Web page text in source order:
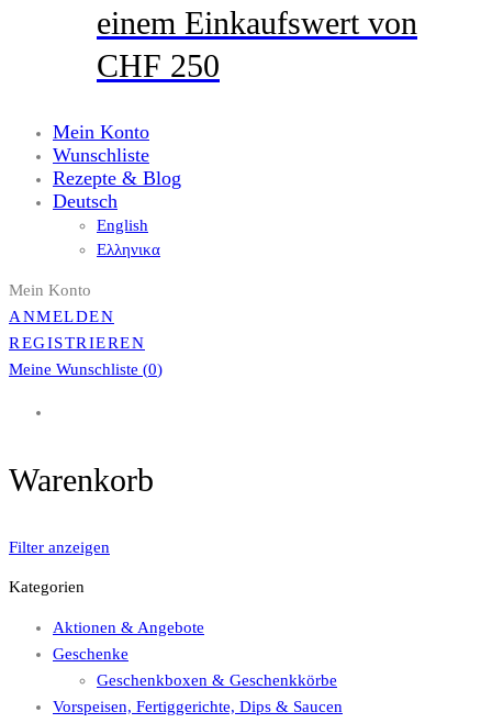
einem Einkaufswert von
CHF 250
Mein Konto
Wunschliste
Rezepte & Blog
Deutsch
English
Ελληνικα
Mein Konto
ANMELDEN
REGISTRIEREN
Meine Wunschliste (0)
Warenkorb
Filter anzeigen
Kategorien
Aktionen & Angebote
Geschenke
Geschenkboxen & Geschenkkörbe
Vorspeisen, Fertiggerichte, Dips & Saucen